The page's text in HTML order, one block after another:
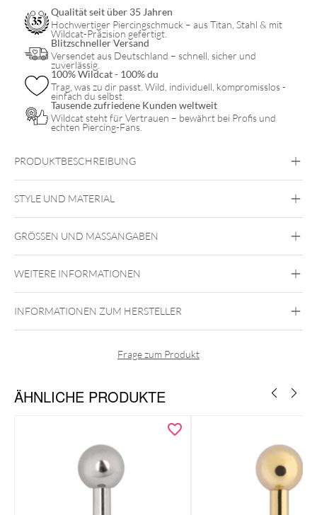
Qualität seit über 35 Jahren
Hochwertiger Piercingschmuck – aus Titan, Stahl & mit
Wildcat-Präzision gefertigt.
Blitzschneller Versand
Versendet aus Deutschland – schnell, sicher und
zuverlässig.
100% Wildcat - 100% du
Trag, was zu dir passt. Wild, individuell, kompromisslos -
einfach du selbst.
Tausende zufriedene Kunden weltweit
Wildcat steht für Vertrauen – bewährt bei Profis und
echten Piercing-Fans.
PRODUKTBESCHREIBUNG
STYLE UND MATERIAL
Wildcat
PTFE
GRÖSSEN UND MASSANGABEN
WEITERE INFORMATIONEN
INFORMATIONEN ZUM HERSTELLER
Frage zum Produkt
ÄHNLICHE PRODUKTE